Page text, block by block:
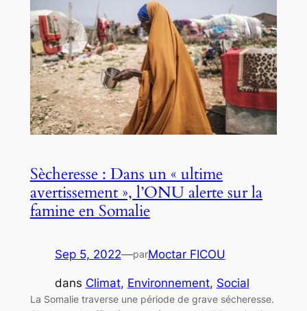
Sècheresse : Dans un « ultime
avertissement », l’ONU alerte sur la
famine en Somalie
Sep 5, 2022—parMoctar FICOU
dans Climat, Environnement, Social
La Somalie traverse une période de grave sécheresse.